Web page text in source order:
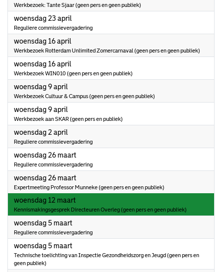
Werkbezoek: Tante Sjaar (geen pers en geen publiek)
woensdag 23 april
Reguliere commissievergadering
woensdag 16 april
Werkbezoek Rotterdam Unlimited Zomercarnaval (geen pers en geen publiek)
woensdag 16 april
Werkbezoek WIN010 (geen pers en geen publiek)
woensdag 9 april
Werkbezoek Cultuur & Campus (geen pers en geen publiek)
woensdag 9 april
Werkbezoek aan SKAR (geen pers en publiek)
woensdag 2 april
Reguliere commissievergadering
woensdag 26 maart2025
Reguliere commissievergadering
woensdag 26 maart2025
Expertmeeting Professor Munneke (geen pers en geen publiek)
woensdag 12 maart2025
Kennismakingsgesprek Directeuren Overleg (geen pers en geen publiek)
woensdag 5 maart2025
Reguliere commissievergadering
woensdag 5 maart2025
Technische toelichting van Inspectie Gezondheidszorg en Jeugd (geen pers en
geen publiek)